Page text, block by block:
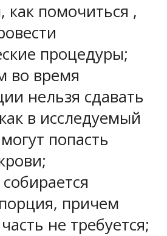
как помочиться ,
процедуры;
во время
нельзя сдавать
в исследуемый
попасть
причем
не требуется;